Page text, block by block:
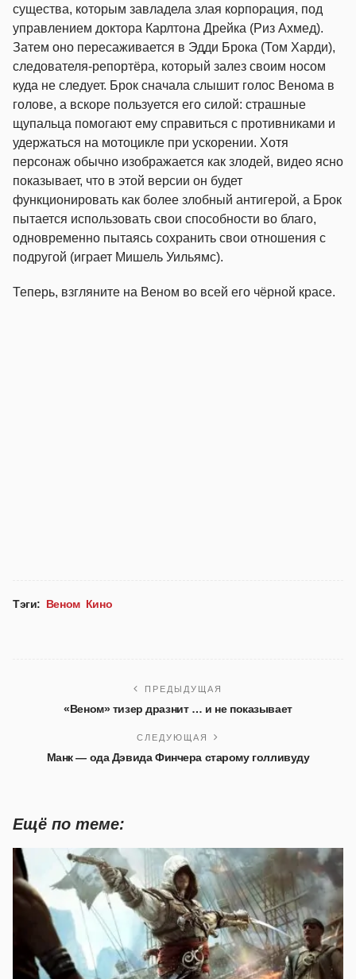
существа, которым завладела злая корпорация, под
управлением доктора Карлтона Дрейка (Риз Ахмед).
Затем оно пересаживается в Эдди Брока (Том Харди),
следователя-репортёра, который залез своим носом
куда не следует. Брок сначала слышит голос Венома в
голове, а вскоре пользуется его силой: страшные
щупальца помогают ему справиться с противниками и
удержаться на мотоцикле при ускорении. Хотя
персонаж обычно изображается как злодей, видео ясно
показывает, что в этой версии он будет
функционировать как более злобный антигерой, а Брок
пытается использовать свои способности во благо,
одновременно пытаясь сохранить свои отношения с
подругой (играет Мишель Уильямс).
Теперь, взгляните на Веном во всей его чёрной красе.
Тэги: Веном Кино
ПРЕДЫДУЩАЯ
«Веном» тизер дразнит … и не показывает
СЛЕДУЮЩАЯ
Манк — ода Дэвида Финчера старому голливуду
Ещё по теме: